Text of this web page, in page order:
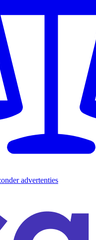
advertenties